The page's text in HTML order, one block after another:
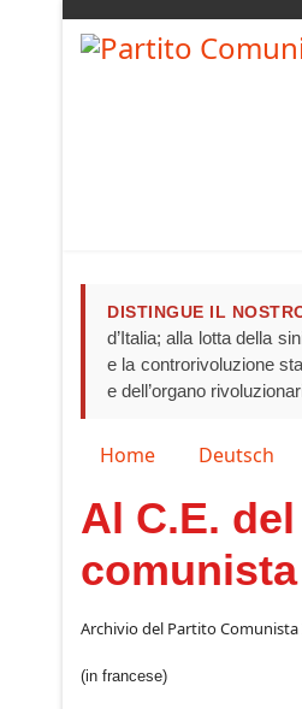
DISTINGUE IL
d’Italia; alla lotta della
e la controrivoluzione
e dell’organo
Seleziona la tua lingua
Home Deutsch
Al C.E.
Archivio del Partito
(in francese)